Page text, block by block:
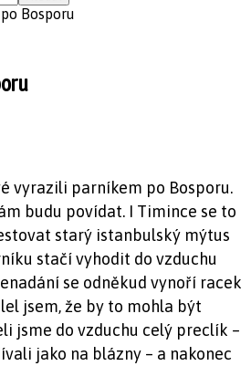
Bosporu
vyrazili parníkem po Bosporu.
budu povídat. I Timince se to
starý istanbulský mýtus
stačí vyhodit do vzduchu
se odněkud vynoří racek
jsem, že by to mohla být
jsme do vzduchu celý preclík –
jako na blázny – a nakonec